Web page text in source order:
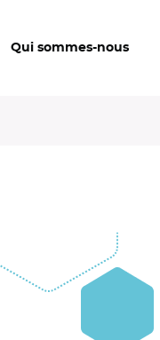
Qui sommes-nous